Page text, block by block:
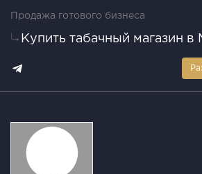
Продажа готового бизнеса
Купить табачный магазин в